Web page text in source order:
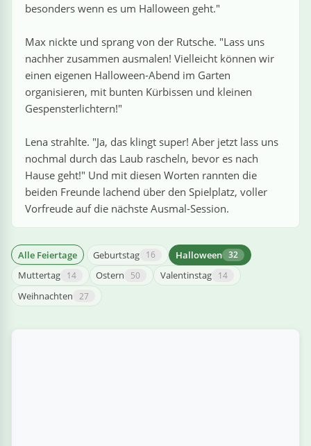
besonders wenn es um Halloween geht."
Max nickte und sprang von der Rutsche. "Lass uns
nachher zusammen ausmalen! Vielleicht können wir
einen eigenen Halloween-Abend im Garten
organisieren, mit bunten Kürbissen und kleinen
Gespensterlichtern!"
Lena strahlte. "Ja, das klingt super! Aber jetzt lass uns
nochmal durch das Laub rascheln, bevor es nach
Hause geht!" Und mit diesen Worten rannten die
beiden Freunde lachend über den Spielplatz, voller
Vorfreude auf die nächste Ausmal-Session.
Alle Feiertage Geburtstag 16 Halloween 32
Muttertag 14 Ostern 50 Valentinstag 14
Weihnachten 27